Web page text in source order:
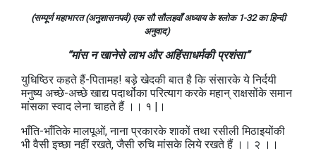
(सम्पूर्ण महाभारत (अनुशासनपर्व) एक सौ सौलहवाँ अध्याय के श्लोक 1-32का हिन्दी
अनुवाद)
“मांस न खानेसे लाभ और अहिंसाधर्मकी प्रशंसा”
युधिष्ठिर कहते हैं-पितामह! बड़े खेदकी बात है कि संसारके ये निर्दयी
मनुष्य अच्छे-अच्छे खाद्य पदार्थोका परित्याग करके महान्‌ राक्षसोंके समान
मांसका स्वाद लेना चाहते हैं ।। १ |।
भाँति-भाँतिके मालपूओं, नाना प्रकारके शाकों तथा रसीली मिठाइयोंकी
भी वैसी इच्छा नहीं रखते, जैसी रुचि मांसके लिये रखते हैं ।। २ ।।